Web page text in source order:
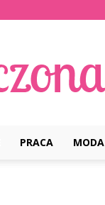
PRACA MODA